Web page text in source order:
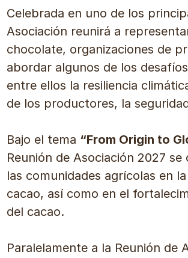
Celebrada en uno de los
Asociación reunirá a
chocolate, organizaciones de
abordar algunos de los
entre ellos la resiliencia
de los productores, la
Bajo el tema “From Origin to
Reunión de Asociación 2027
las comunidades agrícolas en
cacao, así como en el
del cacao.
Paralelamente a la Reunión de